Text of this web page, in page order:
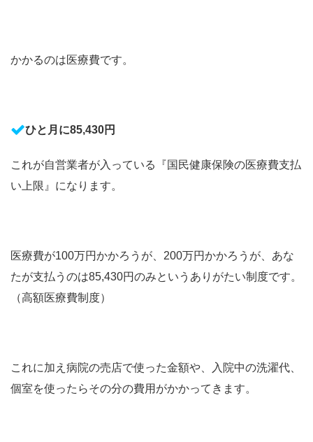
かかるのは医療費です。
ひと月に85,430円
これが自営業者が入っている『国民健康保険の医療費支払
い上限』になります。
医療費が100万円かかろうが、200万円かかろうが、あな
たが支払うのは85,430円のみというありがたい制度です。
（高額医療費制度）
これに加え病院の売店で使った金額や、入院中の洗濯代、
個室を使ったらその分の費用がかかってきます。